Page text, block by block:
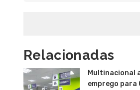
Relacionadas
Multinacional
emprego para